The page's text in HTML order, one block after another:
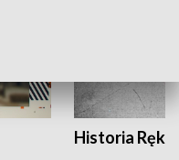
Historia Ręką